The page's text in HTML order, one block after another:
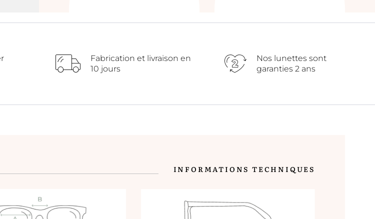
Fabrication et livraison en
10 jours
Nos lunettes sont
garanties 2 ans
INFORMATIONS TECHNIQUES